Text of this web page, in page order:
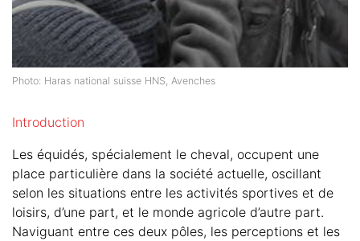
Photo: Haras national suisse HNS, Avenches
Introduction
Les équidés, spécialement le cheval, occupent une
place particulière dans la société actuelle, oscillant
selon les situations entre les activités sportives et de
loisirs, d’une part, et le monde agricole d’autre part.
Naviguant entre ces deux pôles, les perceptions et les